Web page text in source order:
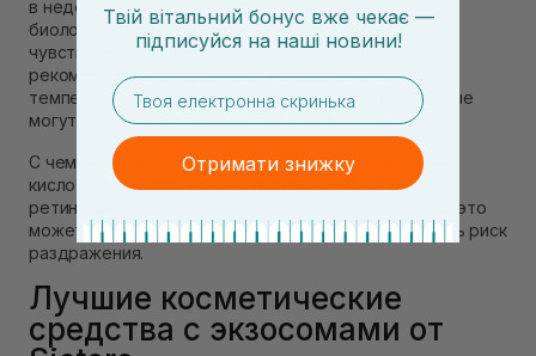
в неделю. Также, учитывая, что экзосомы – это
биологические структуры, они могут быть
чувствительны к температуре и могут иметь
рекомендации по хранению в холодильнике при
температуре +2…+8֯ С, тогда как стабилизированные
могут храниться при комнатной температуре.
С чем не стоит сочетать экзосомы в одной рутине:
кислоты в высоких концентрациях (AHA, BHA),
ретиноиды и агрессивные эксфолианты, поскольку это
может снижать эффективность средств и повышать риск
раздражения.
Лучшие косметические
средства с экзосомами от
Твій вітальний бонус вже чекає —
підписуйся на наші новини!
email
Отримати знижку